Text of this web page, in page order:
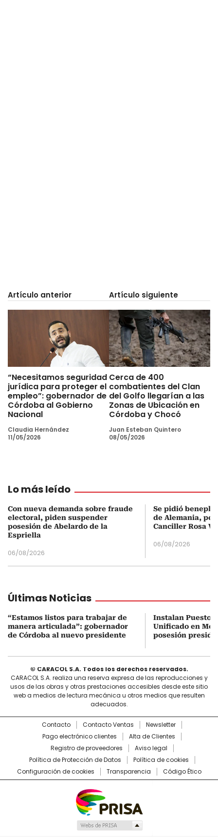
Artículo anterior
“Necesitamos seguridad
jurídica para proteger el
empleo”: gobernador de
Córdoba al Gobierno
Nacional
Claudia Hernández
11/05/2026
Artículo siguiente
Cerca de 400
combatientes del Clan
del Golfo llegarían a las
Zonas de Ubicación en
Córdoba y Chocó
Juan Esteban Quintero
08/05/2026
Lo más leído
Con nueva demanda sobre fraude
electoral, piden suspender
posesión de Abelardo de la
Espriella
06/08/2026
Se pidió
de Alemania,
Canciller Rosa
06/08/2026
Últimas Noticias
“Estamos listos para trabajar de
manera articulada”: gobernador
de Córdoba al nuevo presidente
Instalan Puesto
Unificado en
posesión
© CARACOL S.A. Todos los derechos reservados.
CARACOL S.A. realiza una reserva expresa de las reproducciones y
usos de las obras y otras prestaciones accesibles desde este sitio
web a medios de lectura mecánica u otros medios que resulten
adecuados.
Contacto Contacto Ventas
Newsletter
Pago electrónico clientes
Alta de Clientes
Registro de proveedores
Aviso legal
Política de Protección de Datos
Política de cookies
Configuración de cookies
Transparencia Código Ético